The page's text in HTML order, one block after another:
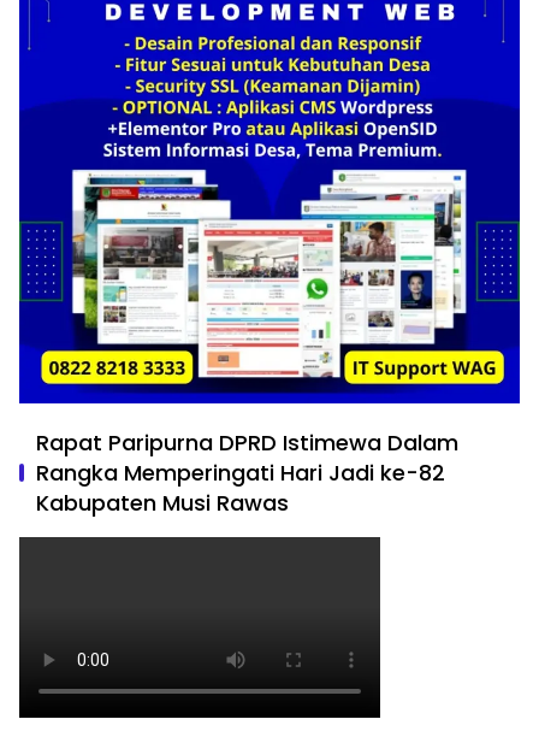
Rapat Paripurna DPRD Istimewa Dalam
Rangka Memperingati Hari Jadi ke-82
Kabupaten Musi Rawas